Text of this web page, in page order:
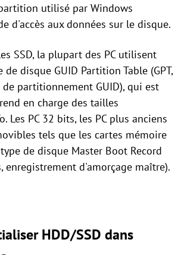
utilisé par Windows
d'accès aux données sur le disque.
SSD, la plupart des PC utilisent
disque GUID Partition Table (GPT,
partitionnement GUID), qui est
en charge des tailles
Les PC 32 bits, les PC plus anciens
tels que les cartes mémoire
de disque Master Boot Record
enregistrement d'amorçage maître).
HDD/SSD dans